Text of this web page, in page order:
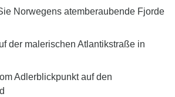
Norwegens atemberaubende Fjorde
der malerischen Atlantikstraße in
Adlerblickpunkt auf den